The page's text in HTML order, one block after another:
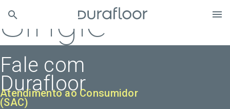
Single
Fale com
Durafloor
Atendimento ao Consumidor
(SAC)